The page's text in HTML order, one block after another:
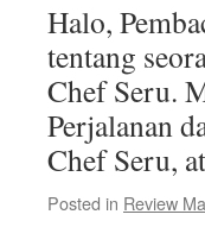
Halo,
tentang
Chef Seru.
Perjalanan
Chef Seru,
Posted in Review